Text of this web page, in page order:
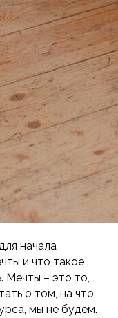
начала
и что такое
Мечты – это то,
о том, на что
мы не будем.